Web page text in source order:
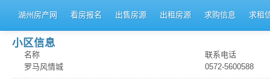
湖州房产网 看房报名 出售房源 出租房源 求购信息 求租
小区信息
名称
罗马风情城
联系电话
0572-5600588